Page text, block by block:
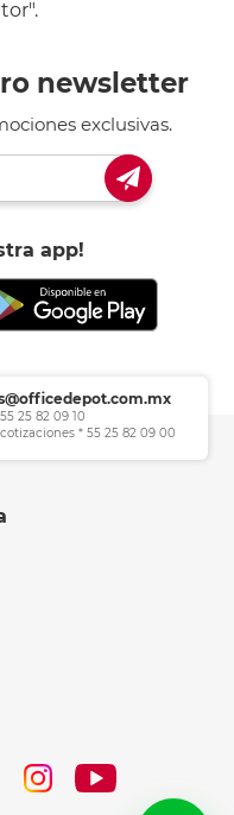
newsletter
exclusivas.
app!
25 82 09 10
* 55 25 82 09 00